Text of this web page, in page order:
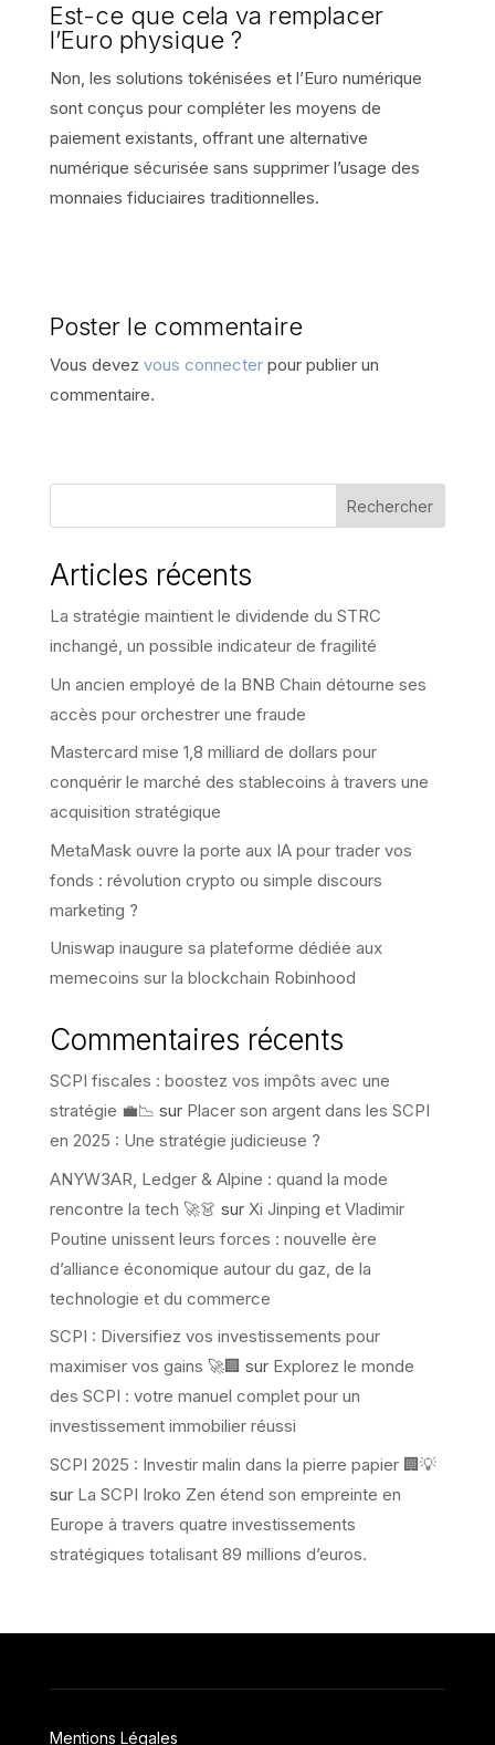
Est-ce que cela va remplacer
l’Euro physique ?
Non, les solutions tokénisées et l’Euro numérique
sont conçus pour compléter les moyens de
paiement existants, offrant une alternative
numérique sécurisée sans supprimer l’usage des
monnaies fiduciaires traditionnelles.
Poster le commentaire
Vous devez vous connecterpour publier un
commentaire.
Rechercher
Articles récents
La stratégie maintient le dividende du STRC
inchangé, un possible indicateur de fragilité
Un ancien employé de la BNB Chain détourne ses
accès pour orchestrer une fraude
Mastercard mise 1,8 milliard de dollars pour
conquérir le marché des stablecoins à travers une
acquisition stratégique
MetaMask ouvre la porte aux IA pour trader vos
fonds : révolution crypto ou simple discours
marketing ?
Uniswap inaugure sa plateforme dédiée aux
memecoins sur la blockchain Robinhood
Commentaires récents
SCPI fiscales : boostez vos impôts avec une
stratégie 💼📉 sur Placer son argent dans les SCPI
en 2025 : Une stratégie judicieuse ?
ANYW3AR, Ledger & Alpine : quand la mode
rencontre la tech 🚀👗 sur Xi Jinping et Vladimir
Poutine unissent leurs forces : nouvelle ère
d’alliance économique autour du gaz, de la
technologie et du commerce
SCPI : Diversifiez vos investissements pour
maximiser vos gains 🚀🏢 sur Explorez le monde
des SCPI : votre manuel complet pour un
investissement immobilier réussi
SCPI 2025 : Investir malin dans la pierre papier 🏢💡
sur La SCPI Iroko Zen étend son empreinte en
Europe à travers quatre investissements
stratégiques totalisant 89 millions d’euros.
Mentions Légales